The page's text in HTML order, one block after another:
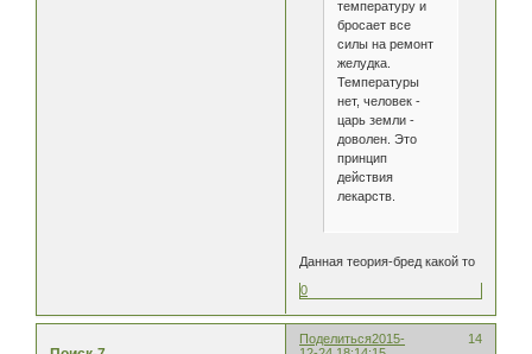
температуру и
бросает все
силы на ремонт
желудка.
Температуры
нет, человек -
царь земли -
доволен. Это
принцип
действия
лекарств.
Данная теория-бред какой то
0
Поделиться 14
2015-